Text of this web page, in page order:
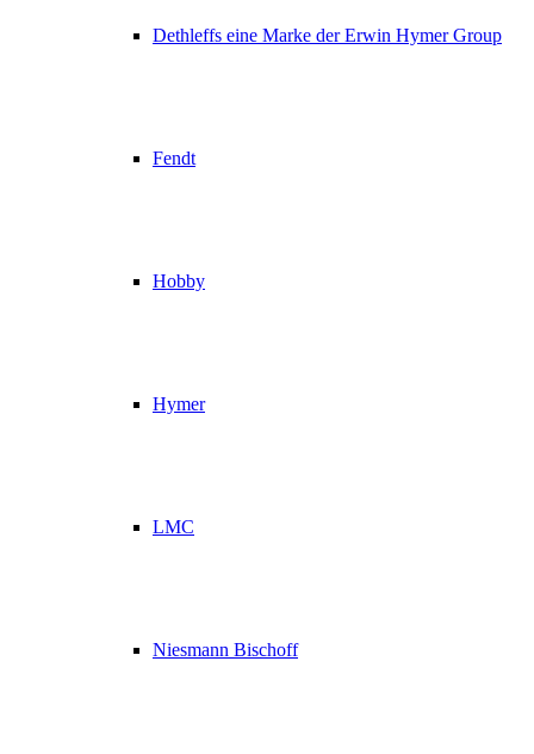
Dethleffs eine Marke der Erwin Hymer Group
Fendt
Hobby
Hymer
LMC
Niesmann Bischoff